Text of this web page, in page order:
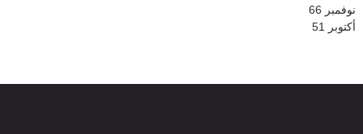
نوفمبر 66
أكتوبر
51